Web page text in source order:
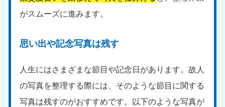
がスムーズに進みます。
思い出や記念写真は残す
人生にはさまざまな節目や記念日があります。故人
の写真を整理する際には、そのような節目に関する
写真は残すのがおすすめです。以下のような写真が